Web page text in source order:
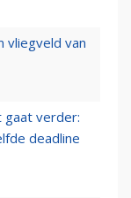
vliegveld van
gaat verder:
deadline